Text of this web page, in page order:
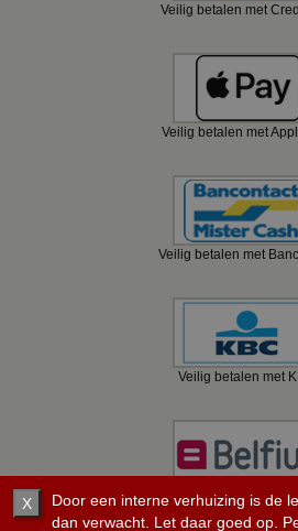
Veilig betalen met
Veilig betalen met
Veilig betalen met
Veilig betalen met
Veilig betalen met
X
Door een interne verhuizing is de
dan verwacht. Let daar goed op.